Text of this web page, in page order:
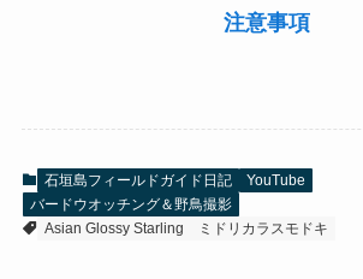
注意事項
石垣島フィールドガイド日記
YouTube
バードウオッチング＆野鳥撮影
Asian Glossy Starling
ミドリカラスモドキ